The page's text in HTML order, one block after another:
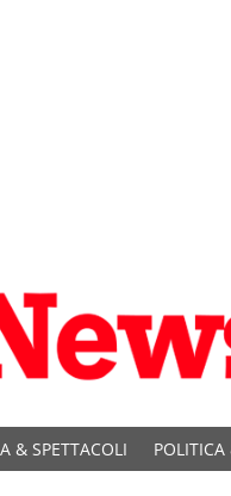
& SPETTACOLI